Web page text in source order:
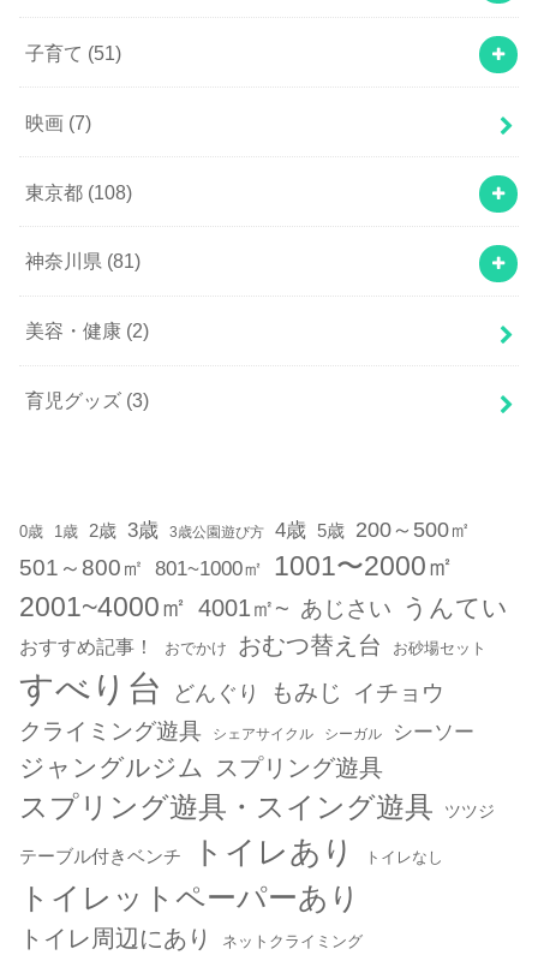
子育て (51)
映画 (7)
東京都 (108)
神奈川県 (81)
美容・健康 (2)
育児グッズ (3)
0歳 1歳 2歳 3歳 3歳公園遊び方 4歳 5歳 200～500㎡
501～800㎡ 801~1000㎡
1001〜2000㎡
2001~4000㎡ 4001㎡~ あじさい うんてい
おすすめ記事！ おでかけ おむつ替え台 お砂場セット
すべり台 どんぐり もみじ
イチョウ
クライミング遊具
シェアサイクル シーガル シーソー
ジャングルジム スプリング遊具
スプリング遊具・スイング遊具 ツツジ
テーブル付きベンチ トイレあり トイレなし
トイレットペーパーあり
トイレ周辺にあり ネットクライミング